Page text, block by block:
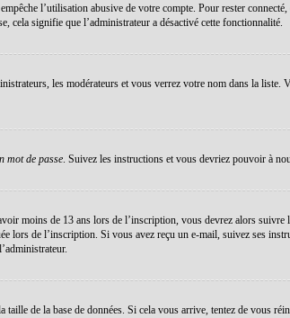
l’utilisation abusive de votre compte. Pour rester connecté,
cela signifie que l’administrateur a désactivé cette fonctionnalité.
les modérateurs et vous verrez votre nom dans la liste.
mot de passe. Suivez les instructions et vous devriez pouvoir à
moins de 13 ans lors de l’inscription, vous devrez alors suivre
lors de l’inscription. Si vous avez reçu un e-mail, suivez ses
de la base de données. Si cela vous arrive, tentez de vous